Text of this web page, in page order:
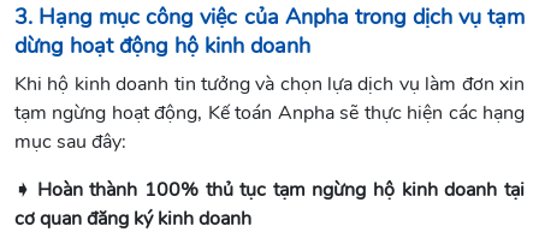
3. Hạng mục công việc của Anpha trong dịch vụ tạm
dừng hoạt động hộ kinh doanh
Khi hộ kinh doanh tin tưởng và chọn lựa dịch vụ làm đơn xin
tạm ngừng hoạt động, Kế toán Anpha sẽ thực hiện các hạng
mục sau đây:
➧ Hoàn thành 100% thủ tục tạm ngừng hộ kinh doanh tại
cơ quan đăng ký kinh doanh